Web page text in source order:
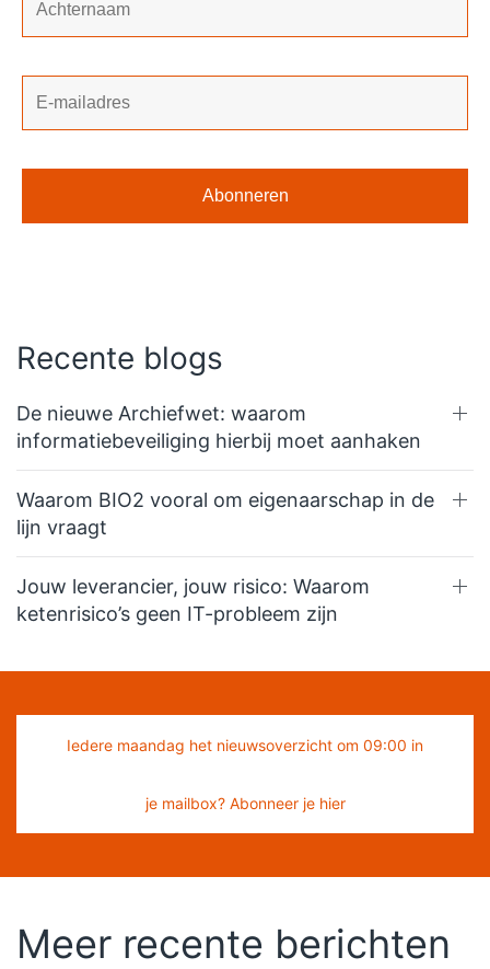
Recente blogs
De nieuwe Archiefwet: waarom
informatiebeveiliging hierbij moet aanhaken
Waarom BIO2 vooral om eigenaarschap in de
lijn vraagt
Jouw leverancier, jouw risico: Waarom
ketenrisico’s geen IT-probleem zijn
Iedere maandag het nieuwsoverzicht om 09:00 in
je mailbox? Abonneer je hier
Meer recente berichten